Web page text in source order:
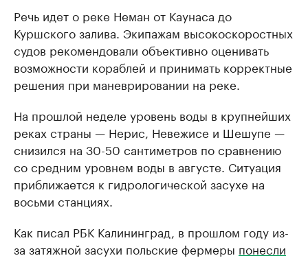
Речь идет о реке Неман от Каунаса до
Куршского залива. Экипажам высокоскоростных
судов рекомендовали объективно оценивать
возможности кораблей и принимать корректные
решения при маневрировании на реке.
На прошлой неделе уровень воды в крупнейших
реках страны — Нерис, Невежисе и Шешупе —
снизился на 30-50 сантиметров по сравнению
со средним уровнем воды в августе. Ситуация
приближается к гидрологической засухе на
восьми станциях.
Как писал РБК Калининград, в прошлом году из-
за затяжной засухи польские фермеры понесли